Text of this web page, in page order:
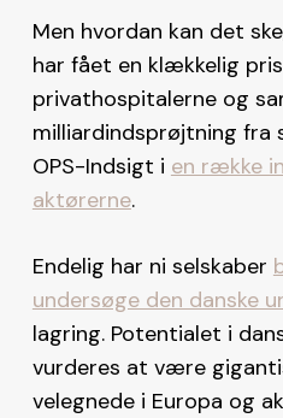
Men hvordan kan det
har fået en klækkelig
privathospitalerne og
milliardindsprøjtning
OPS-Indsigt i en række
aktørerne.
Endelig har ni selskaber
undersøge den danske
lagring. Potentialet i
vurderes at være
velegnede i Europa og